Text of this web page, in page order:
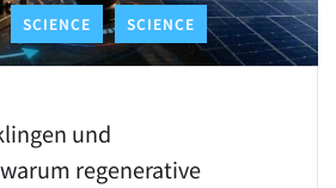
SCIENCE SCIENCE
und
regenerative